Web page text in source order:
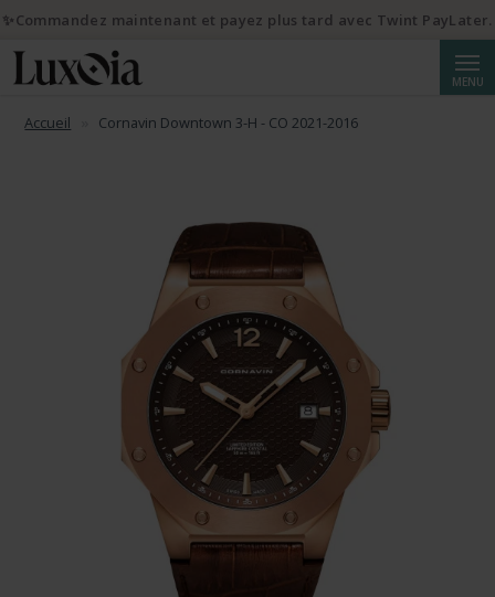
MENU
Accueil Cornavin Downtown 3-H - CO 2021-2016
✨Commandez maintenant et payez plus tard avec Twint PayLater.